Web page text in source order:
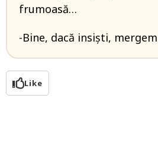
frumoasă…
-Bine, dacă insiști,
Like